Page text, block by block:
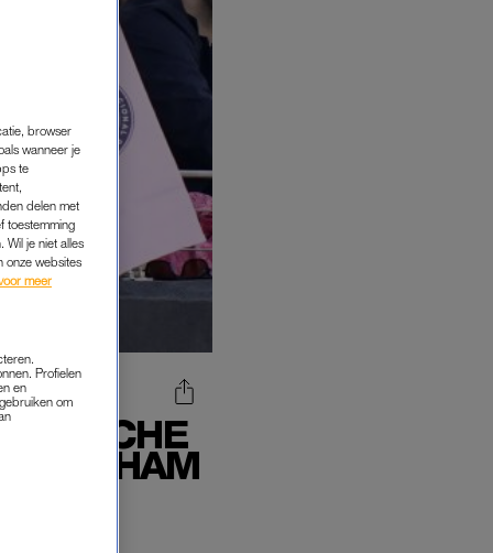
browser
wanneer je
te
delen met
toestemming
Wil je niet alles
onze websites
meer
Profielen
en
om